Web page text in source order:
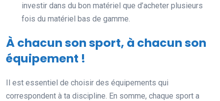
investir dans du bon matériel que d’acheter plusieurs
fois du matériel bas de gamme.
À chacun son sport, à chacun son
équipement !
Il est essentiel de choisir des équipements qui
correspondent à ta discipline. En somme, chaque sport a